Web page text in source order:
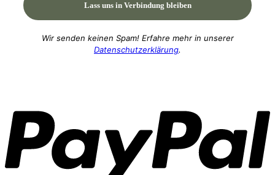
Wir senden keinen Spam! Erfahre mehr in unserer
Datenschutzerklärung.